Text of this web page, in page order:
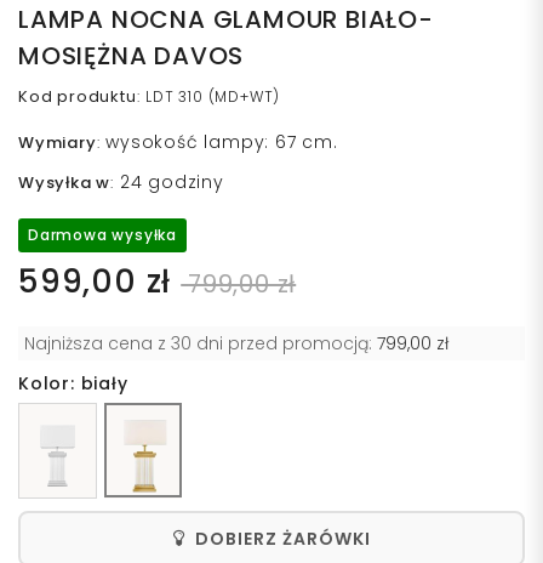
LAMPA NOCNA GLAMOUR BIAŁO-
MOSIĘŻNA DAVOS
Kod produktu: LDT 310 (MD+WT)
Wymiary: wysokość lampy: 67 cm.
Wysyłka w: 24 godziny
Darmowa wysyłka
599,00 zł 799,00 zł
Najniższa cena z 30 dni przed promocją: 799,00 zł
Kolor: biały
DOBIERZ ŻARÓWKI